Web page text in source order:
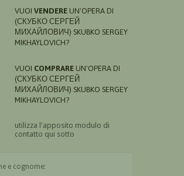
VUOI VENDERE UN'OPERA DI
(СКУБКО СЕРГЕЙ
МИХАЙЛОВИЧ) SKUBKO SERGEY
MIKHAYLOVICH?
VUOI COMPRARE UN'OPERA DI
(СКУБКО СЕРГЕЙ
МИХАЙЛОВИЧ) SKUBKO SERGEY
MIKHAYLOVICH?
utilizza l'apposito modulo di
contatto qui sotto